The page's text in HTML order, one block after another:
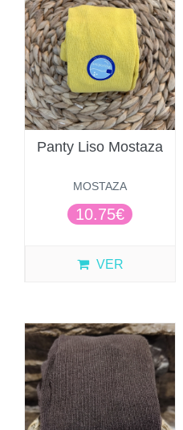
Panty Liso Mostaza
MOSTAZA
10.75€
VER